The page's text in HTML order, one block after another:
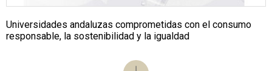
Universidades andaluzas comprometidas con el consumo
responsable, la sostenibilidad y la igualdad